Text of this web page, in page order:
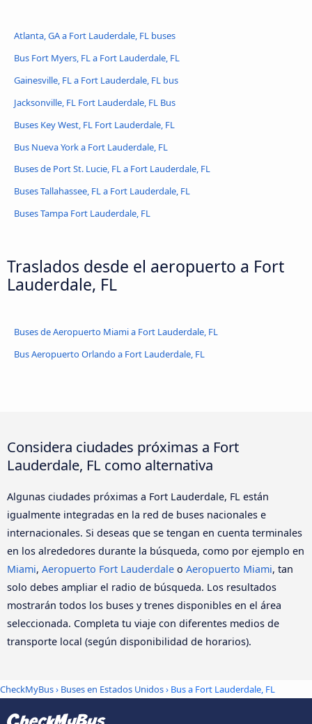
Atlanta, GA a Fort Lauderdale, FL buses
Bus Fort Myers, FL a Fort Lauderdale, FL
Gainesville, FL a Fort Lauderdale, FL bus
Jacksonville, FL Fort Lauderdale, FL Bus
Buses Key West, FL Fort Lauderdale, FL
Bus Nueva York a Fort Lauderdale, FL
Buses de Port St. Lucie, FL a Fort Lauderdale, FL
Buses Tallahassee, FL a Fort Lauderdale, FL
Buses Tampa Fort Lauderdale, FL
Traslados desde el aeropuerto a Fort
Lauderdale, FL
Buses de Aeropuerto Miami a Fort Lauderdale, FL
Bus Aeropuerto Orlando a Fort Lauderdale, FL
Considera ciudades próximas a Fort
Lauderdale, FL como alternativa
Algunas ciudades próximas a Fort Lauderdale, FL están
igualmente integradas en la red de buses nacionales e
internacionales. Si deseas que se tengan en cuenta terminales
en los alrededores durante la búsqueda, como por ejemplo en
Miami, Aeropuerto Fort Lauderdale o Aeropuerto Miami, tan
solo debes ampliar el radio de búsqueda. Los resultados
mostrarán todos los buses y trenes disponibles en el área
seleccionada. Completa tu viaje con diferentes medios de
transporte local (según disponibilidad de horarios).
CheckMyBus› Buses en Estados Unidos› Bus a Fort Lauderdale, FL